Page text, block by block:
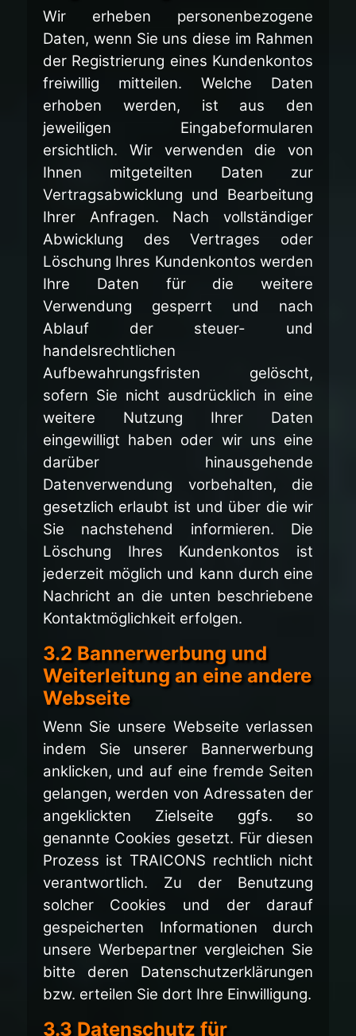
Wir erheben personenbezogene
Daten, wenn Sie uns diese im Rahmen
der Registrierung eines Kundenkontos
freiwillig mitteilen. Welche Daten
erhoben werden, ist aus den
jeweiligen Eingabeformularen
ersichtlich. Wir verwenden die von
Ihnen mitgeteilten Daten zur
Vertragsabwicklung und Bearbeitung
Ihrer Anfragen. Nach vollständiger
Abwicklung des Vertrages oder
Löschung Ihres Kundenkontos werden
Ihre Daten für die weitere
Verwendung gesperrt und nach
Ablauf der steuer- und
handelsrechtlichen
Aufbewahrungsfristen gelöscht,
sofern Sie nicht ausdrücklich in eine
weitere Nutzung Ihrer Daten
eingewilligt haben oder wir uns eine
darüber hinausgehende
Datenverwendung vorbehalten, die
gesetzlich erlaubt ist und über die wir
Sie nachstehend informieren. Die
Löschung Ihres Kundenkontos ist
jederzeit möglich und kann durch eine
Nachricht an die unten beschriebene
Kontaktmöglichkeit erfolgen.
3.2 Bannerwerbung und
Weiterleitung an eine andere
Webseite
Wenn Sie unsere Webseite verlassen
indem Sie unserer Bannerwerbung
anklicken, und auf eine fremde Seiten
gelangen, werden von Adressaten der
angeklickten Zielseite ggfs. so
genannte Cookies gesetzt. Für diesen
Prozess ist TRAICONS rechtlich nicht
verantwortlich. Zu der Benutzung
solcher Cookies und der darauf
gespeicherten Informationen durch
unsere Werbepartner vergleichen Sie
bitte deren Datenschutzerklärungen
bzw. erteilen Sie dort Ihre Einwilligung.
3.3 Datenschutz für